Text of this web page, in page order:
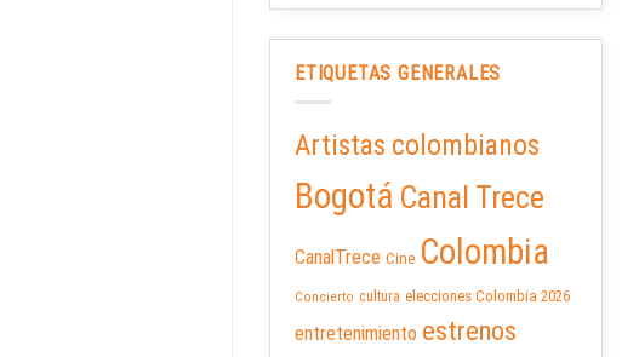
ETIQUETAS GENERALES
Artistas colombianos
Bogotá Canal Trece
CanalTrece Cine Colombia
Concierto cultura elecciones Colombia 2026
entretenimiento estrenos